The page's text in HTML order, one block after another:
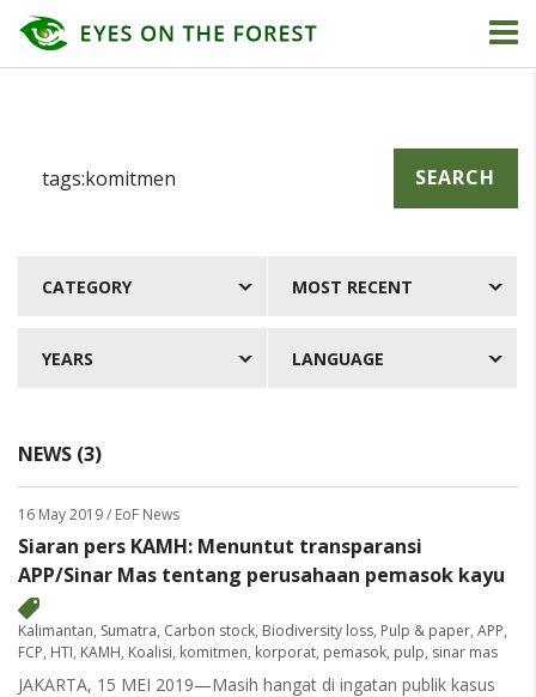
SEARCH
CATEGORY MOST RECENT
YEARS LANGUAGE
NEWS (3)
16 May 2019/ EoF News
Siaran pers KAMH: Menuntut transparansi
APP/Sinar Mas tentang perusahaan pemasok kayu
Kalimantan, Sumatra, Carbon stock, Biodiversity loss, Pulp & paper, APP,
FCP, HTI, KAMH, Koalisi, komitmen, korporat, pemasok, pulp, sinar mas
JAKARTA, 15 MEI 2019—Masih hangat di ingatan publik kasus